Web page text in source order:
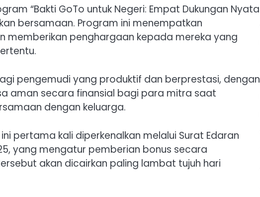
“Bakti GoTo untuk Negeri: Empat Dukungan Nyata
bersamaan. Program ini menempatkan
memberikan penghargaan kepada mereka yang
pengemudi yang produktif dan berprestasi, dengan
aman secara finansial bagi para mitra saat
dengan keluarga.
pertama kali diperkenalkan melalui Surat Edaran
yang mengatur pemberian bonus secara
akan dicairkan paling lambat tujuh hari